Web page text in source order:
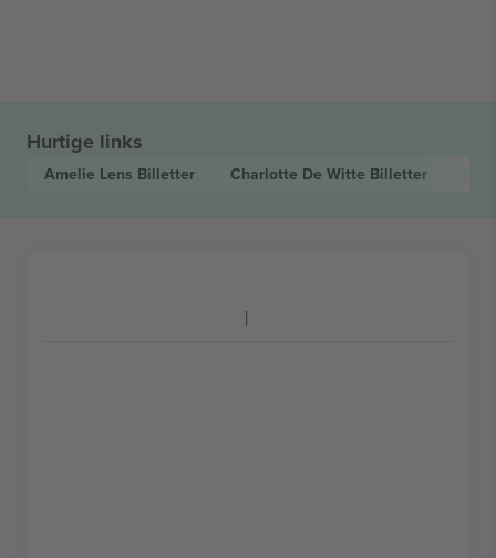
Hurtige links
Amelie Lens Billetter Charlotte De Witte Billetter